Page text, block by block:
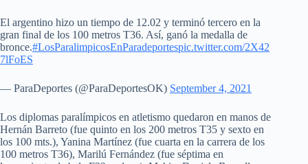
El argentino hizo un tiempo de 12.02 y terminó tercero en la
gran final de los 100 metros T36. Así, ganó la medalla de
bronce.#LosParalimpicosEnParadeportespic.twitter.com/2X42
7lFoES
— ParaDeportes (@ParaDeportesOK) September 4, 2021
Los diplomas paralímpicos en atletismo quedaron en manos de
Hernán Barreto (fue quinto en los 200 metros T35 y sexto en
los 100 mts.), Yanina Martínez (fue cuarta en la carrera de los
100 metros T36), Marilú Fernández (fue séptima en